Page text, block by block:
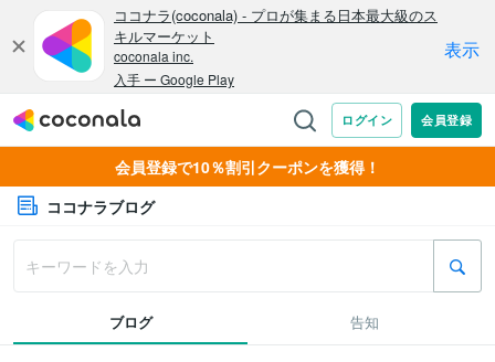
会員登録で10％割引クーポンを獲得！
ココナラブログ
ブログ 告知